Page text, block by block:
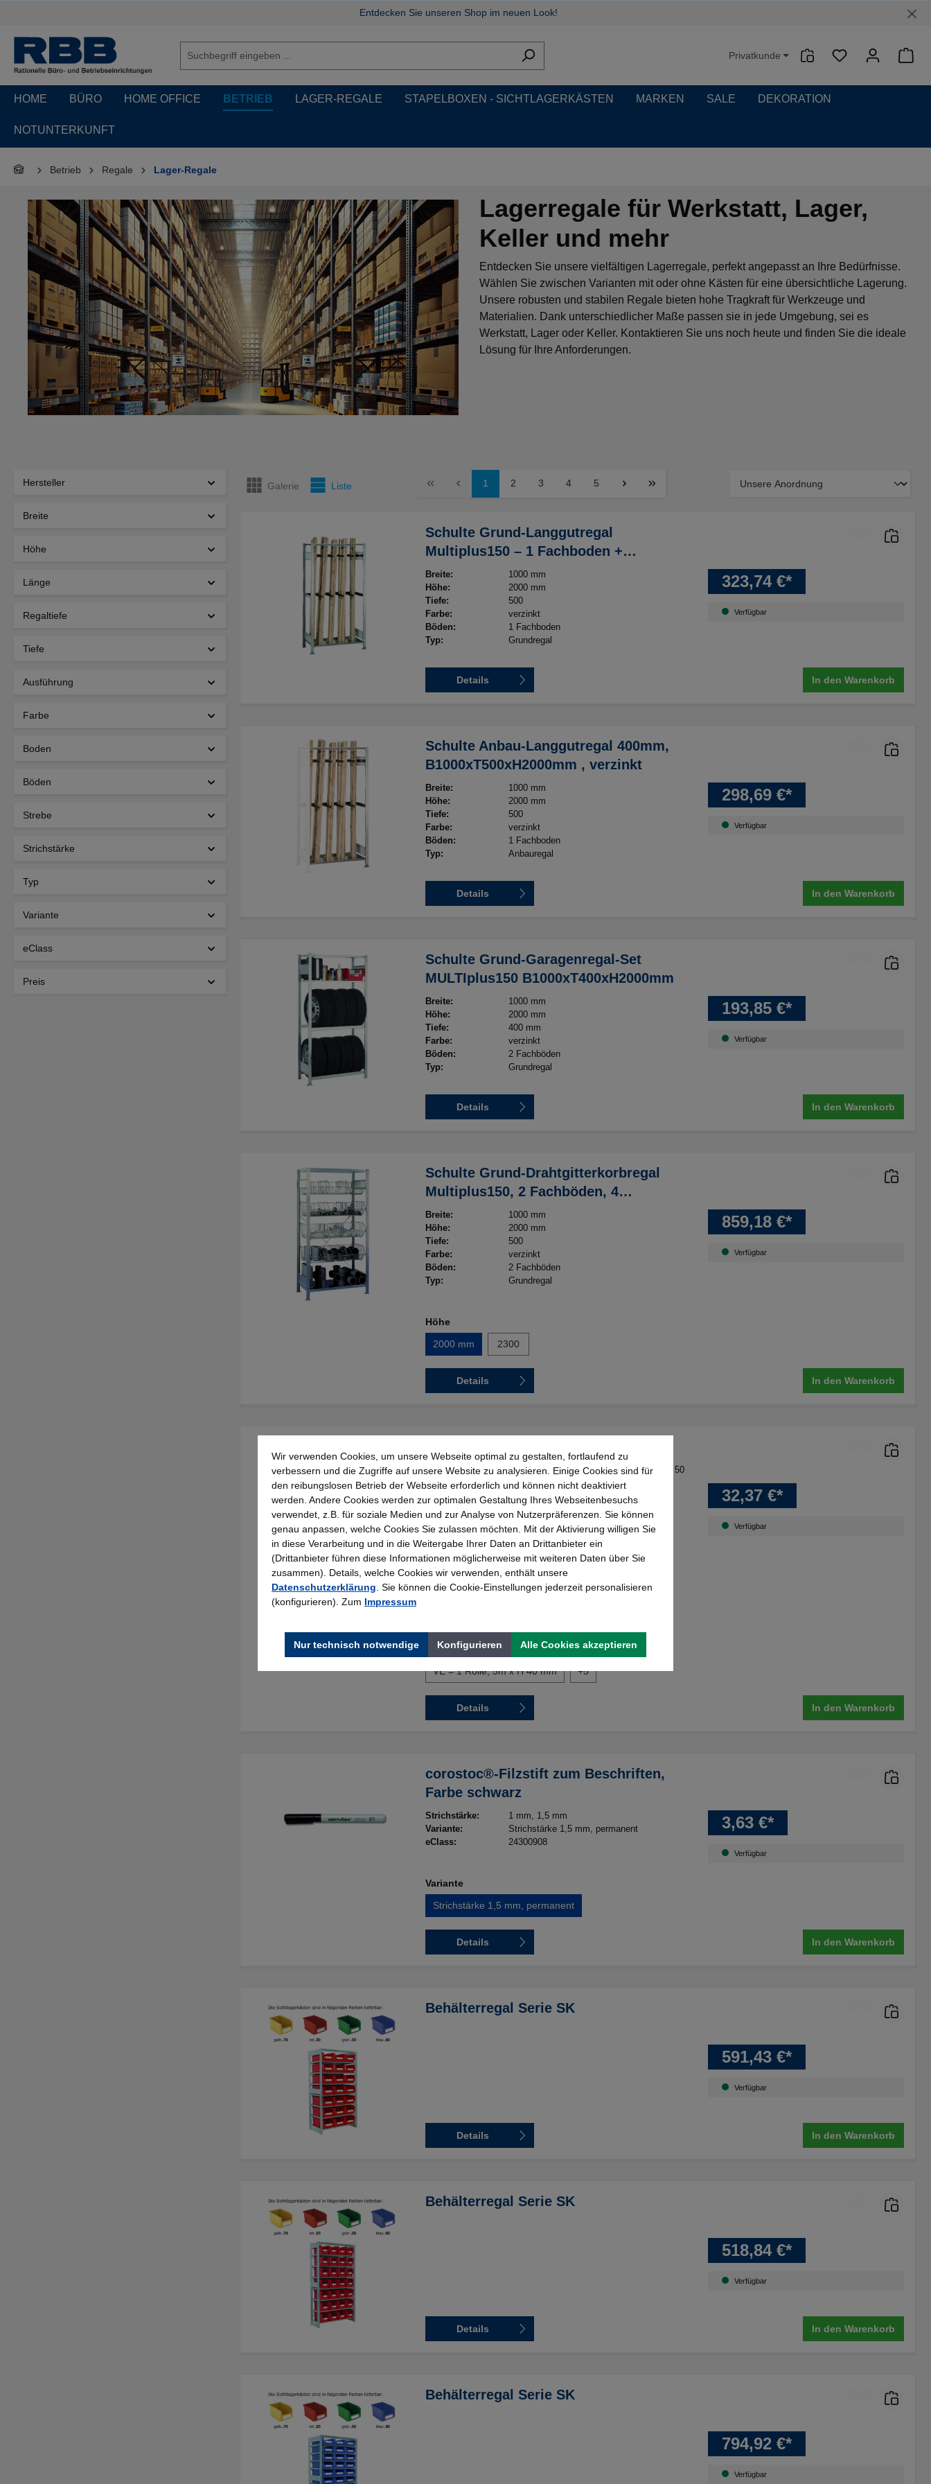
Entdecken Sie unseren Shop im neuen Look!
Privatkunde
HOME BÜRO HOME OFFICE BETRIEB LAGER-REGALE STAPELBOXEN - SICHTLAGERKÄSTEN MARKEN SALE DEKORATION
NOTUNTERKUNFT
Betrieb Regale Lager-Regale
Lagerregale für Werkstatt, Lager,
Keller und mehr
Entdecken Sie unsere vielfältigen Lagerregale, perfekt angepasst an Ihre Bedürfnisse.
Wählen Sie zwischen Varianten mit oder ohne Kästen für eine übersichtliche Lagerung.
Unsere robusten und stabilen Regale bieten hohe Tragkraft für Werkzeuge und
Materialien. Dank unterschiedlicher Maße passen sie in jede Umgebung, sei es
Werkstatt, Lager oder Keller. Kontaktieren Sie uns noch heute und finden Sie die ideale
Lösung für Ihre Anforderungen.
Hersteller
Breite
Höhe
Länge
Regaltiefe
Tiefe
Ausführung
Farbe
Boden
Böden
Strebe
Strichstärke
Typ
Variante
eClass
Preis
Galerie Liste 1 2 3 4 5
Schulte Grund-Langgutregal
Multiplus150 – 1 Fachboden +
Unterteilungsrohre 400 mm –
B1000xT500xH2000mm – verzinkt
Breite:
1000 mm
Höhe:
2000 mm
Tiefe:
500
Farbe:
verzinkt
Böden:
1 Fachboden
Typ:
Grundregal
Details
323,74 €*
Verfügbar
In den Warenkorb
Schulte Anbau-Langgutregal 400mm,
B1000xT500xH2000mm , verzinkt
Breite:
1000 mm
Höhe:
2000 mm
Tiefe:
500
Farbe:
verzinkt
Böden:
1 Fachboden
Typ:
Anbauregal
Details
298,69 €*
Verfügbar
In den Warenkorb
Schulte Grund-Garagenregal-Set
MULTIplus150 B1000xT400xH2000mm
Breite:
1000 mm
Höhe:
2000 mm
Tiefe:
400 mm
Farbe:
verzinkt
Böden:
2 Fachböden
Typ:
Grundregal
Details
193,85 €*
Verfügbar
In den Warenkorb
Schulte Grund-Drahtgitterkorbregal
Multiplus150, 2 Fachböden, 4
Drahtgitterkörbe, B 1000 x T 500 x H
2000mm, verzinkt
Breite:
1000 mm
Höhe:
2000 mm
Tiefe:
500
Farbe:
verzinkt
Böden:
2 Fachböden
Typ:
Grundregal
Höhe
2000 mm
2300
Details
859,18 €*
Verfügbar
In den Warenkorb
Breite: 15 mm, 20 mm, 25 mm, 30 mm, 40 mm
, 50
mm, 60 mm , 80 mm, 100 mm
Länge:
5 m
Variante:
VE = 50, B 100 x H 30 mm
24300908
Variante
VE = 50, B 100 x H 30 mm
VE = 1 Rolle, 5m x H 25 mm
VE = 1 Rolle, 5m x H 40 mm +5
Details
32,37 €*
Verfügbar
In den Warenkorb
corostoc®-Filzstift zum Beschriften,
Farbe schwarz
Strichstärke: 1 mm , 1,5 mm
Variante:
Strichstärke 1,5 mm, permanent
eClass:
24300908
Variante
Strichstärke 1,5 mm, permanent
Details
3,63 €*
Verfügbar
In den Warenkorb
Behälterregal Serie SK
Details
591,43 €*
Verfügbar
In den Warenkorb
Behälterregal Serie SK
Details
518,84 €*
Verfügbar
In den Warenkorb
Behälterregal Serie SK
794,92 €*
Verfügbar
Wir verwenden Cookies, um unsere Webseite optimal zu gestalten, fortlaufend zu
verbessern und die Zugriffe auf unsere Website zu analysieren. Einige Cookies sind für
den reibungslosen Betrieb der Webseite erforderlich und können nicht deaktiviert
werden. Andere Cookies werden zur optimalen Gestaltung Ihres Webseitenbesuchs
verwendet, z.B. für soziale Medien und zur Analyse von Nutzerpräferenzen. Sie können
genau anpassen, welche Cookies Sie zulassen möchten. Mit der Aktivierung willigen Sie
in diese Verarbeitung und in die Weitergabe Ihrer Daten an Drittanbieter ein
(Drittanbieter führen diese Informationen möglicherweise mit weiteren Daten über Sie
zusammen). Details, welche Cookies wir verwenden, enthält unsere
Datenschutzerklärung . Sie können die Cookie-Einstellungen jederzeit personalisieren
(konfigurieren). Zum Impressum
Nur technisch notwendige Konfigurieren Alle Cookies akzeptieren